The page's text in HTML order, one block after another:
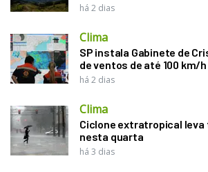
há 2 dias
Clima
SP instala Gabinete de
de ventos de até 100 km/h
há 2 dias
Clima
Ciclone extratropical leva
nesta quarta
há 3 dias